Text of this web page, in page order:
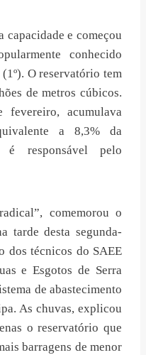
capacidade e começou
conhecido
O reservatório tem
de metros cúbicos.
acumulava
a 8,3% da
é responsável pelo
comemorou o
tarde desta segunda-
dos técnicos do SAEE
e Esgotos de Serra
de abastecimento
As chuvas, explicou
o reservatório que
barragens de menor